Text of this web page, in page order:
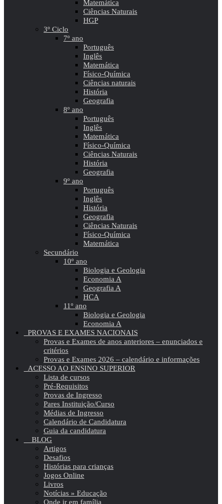
Matemática
Ciências Naturais
HGP
3º Ciclo
7º ano
Português
Inglês
Matemática
Físico-Química
Ciências naturais
História
Geografia
8º ano
Português
Inglês
Matemática
Físico-Química
Ciências Naturais
História
Geografia
9º ano
Português
Inglês
História
Geografia
Ciências Naturais
Físico-Química
Matemática
Secundário
10º ano
Biologia e Geologia
Economia A
Geografia A
HCA
11º ano
Biologia e Geologia
Economia A
PROVAS E EXAMES NACIONAIS
Provas e Exames de anos anteriores – enunciados e
critérios
Provas e Exames 2026 – calendário e informações
ACESSO AO ENSINO SUPERIOR
Lista de cursos
Pré-Requisitos
Provas de Ingresso
Pares Instituição/Curso
Médias de Ingresso
Calendário de Candidatura
Guia da candidatura
BLOG
Artigos
Desafios
Histórias para crianças
Jogos Online
Livros
Notícias » Educação
Onde ir em família